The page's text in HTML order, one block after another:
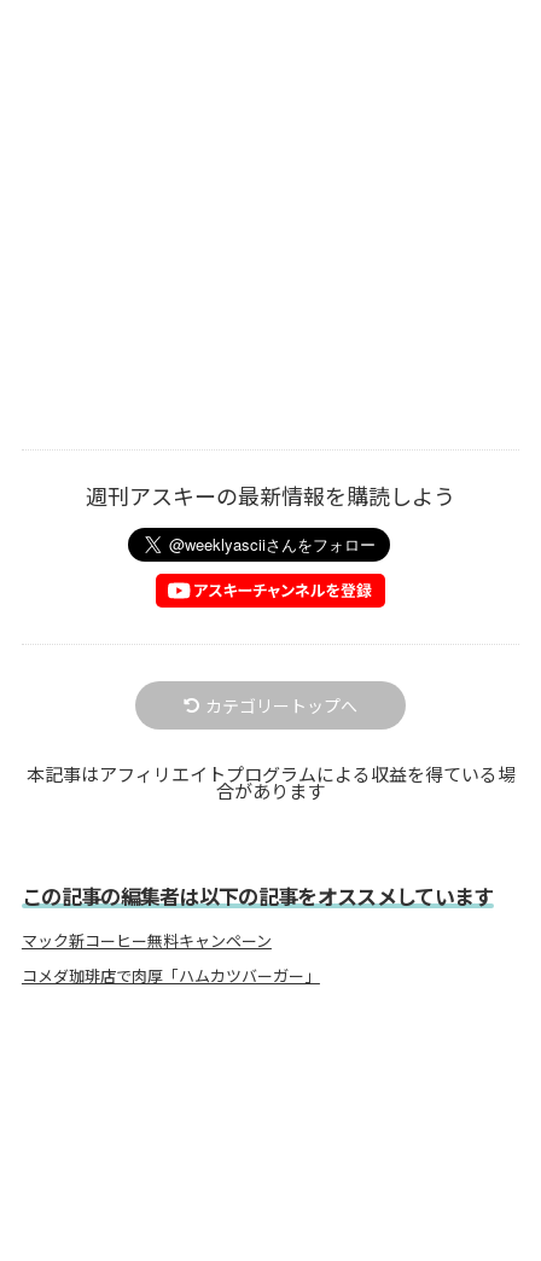
週刊アスキーの最新情報を購読しよう
カテゴリートップへ
本記事はアフィリエイトプログラムによる収益を得ている場
合があります
この記事の編集者は以下の記事をオススメしています
マック新コーヒー無料キャンペーン
コメダ珈琲店で肉厚「ハムカツバーガー」